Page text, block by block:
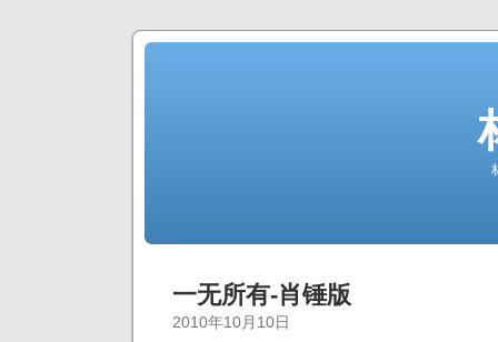
一无所有-肖锤版
2010年10月10日